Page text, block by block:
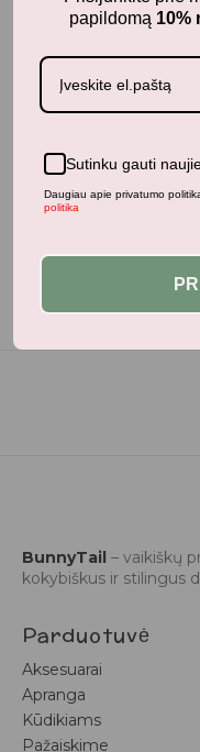
Neseniai
BunnyTail – vaikiškų
kokybiškus ir stilingus
Parduotuvė
Aksesuarai
Apranga
Kūdikiams
Pažaiskime
papildomą 10%
Sutinku gauti
Daugiau apie privatumo
politika